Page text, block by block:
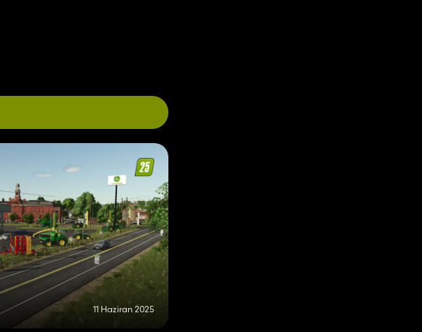
11 Haziran 2025